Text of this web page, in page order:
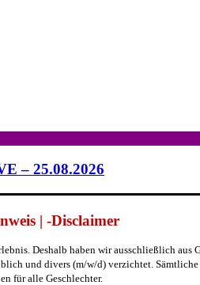
– 25.08.2026
| -Disclaimer
Deshalb haben wir ausschließlich aus
und divers (m/w/d) verzichtet. Sämtliche
für alle Geschlechter.